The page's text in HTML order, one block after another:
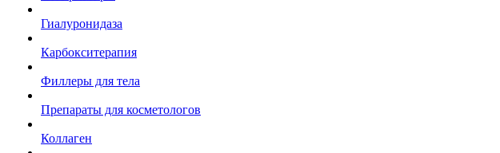
Гиалуронидаза
Карбокситерапия
Филлеры для тела
Препараты для косметологов
Коллаген